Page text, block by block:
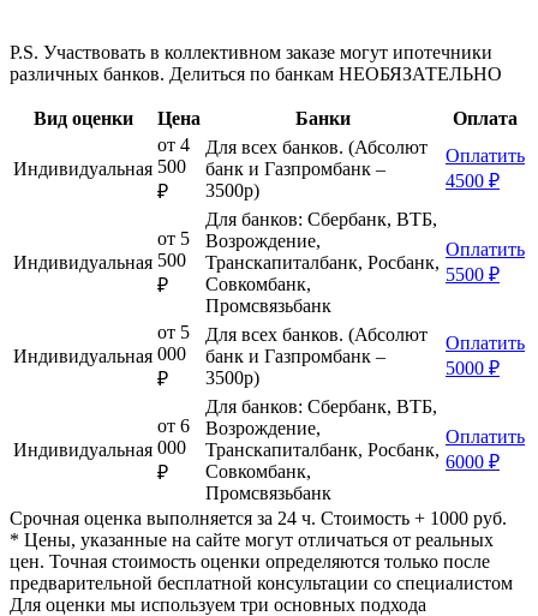
P.S. Участвовать в коллективном заказе могут ипотечники
различных банков. Делиться по банкам НЕОБЯЗАТЕЛЬНО
Вид оценки Цена Банки Оплата
Индивидуальная
от 4
500
₽
Для всех банков. (Абсолют
банк и Газпромбанк –
3500р)
Оплатить
4500 ₽
Индивидуальная
от 5
500
₽
Для банков: Сбербанк, ВТБ,
Возрождение,
Транскапиталбанк, Росбанк,
Совкомбанк,
Промсвязьбанк
Оплатить
5500 ₽
Индивидуальная
от 5
000
₽
Для всех банков. (Абсолют
банк и Газпромбанк –
3500р)
Оплатить
5000 ₽
Индивидуальная
от 6
000
₽
Для банков: Сбербанк, ВТБ,
Возрождение,
Транскапиталбанк, Росбанк,
Совкомбанк,
Промсвязьбанк
Оплатить
6000 ₽
Срочная оценка выполняется за 24 ч. Стоимость + 1000 руб.
* Цены, указанные на сайте могут отличаться от реальных
цен. Точная стоимость оценки определяются только после
предварительной бесплатной консультации со специалистом
Для оценки мы используем три основных подхода